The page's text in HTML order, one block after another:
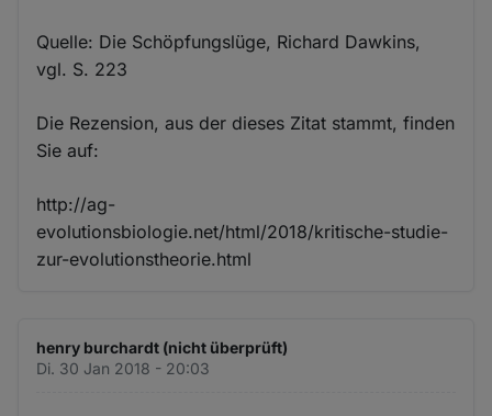
Quelle: Die Schöpfungslüge, Richard Dawkins,
vgl. S. 223
Die Rezension, aus der dieses Zitat stammt, finden
Sie auf:
http://ag-
evolutionsbiologie.net/html/2018/kritische-studie-
zur-evolutionstheorie.html
henry burchardt (nicht überprüft)
Di. 30 Jan 2018 - 20:03